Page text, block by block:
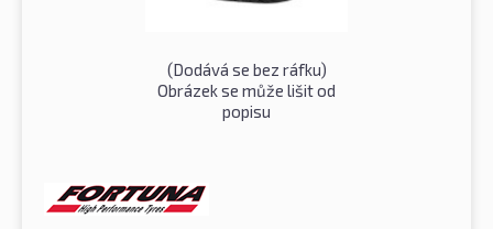
(Dodává se bez ráfku)
Obrázek se může lišit od
popisu